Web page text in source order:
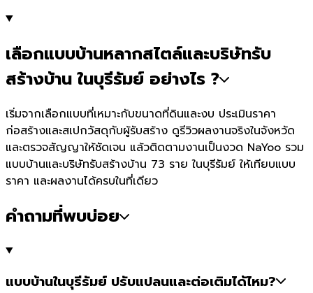
เลือกแบบบ้านหลากสไตล์และบริษัทรับ
สร้างบ้าน ในบุรีรัมย์ อย่างไร ?
เริ่มจากเลือกแบบที่เหมาะกับขนาดที่ดินและงบ ประเมินราคา
ก่อสร้างและสเปกวัสดุกับผู้รับสร้าง ดูรีวิวผลงานจริงในจังหวัด
และตรวจสัญญาให้ชัดเจน แล้วติดตามงานเป็นงวด NaYoo รวม
แบบบ้านและบริษัทรับสร้างบ้าน 73 ราย ในบุรีรัมย์ ให้เทียบแบบ
ราคา และผลงานได้ครบในที่เดียว
คำถามที่พบบ่อย
แบบบ้านในบุรีรัมย์ ปรับแปลนและต่อเติมได้ไหม?